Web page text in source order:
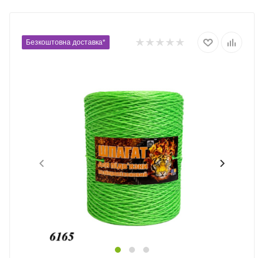
Безкоштовна доставка*